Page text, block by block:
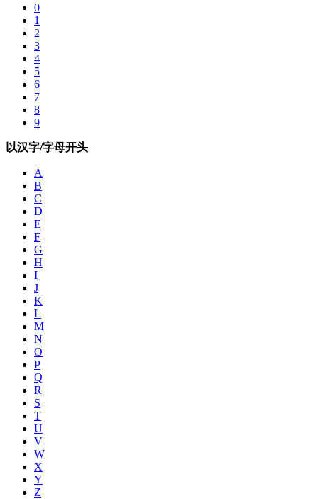
0
1
2
3
4
5
6
7
8
9
以汉字/字母开头
A
B
C
D
E
F
G
H
I
J
K
L
M
N
O
P
Q
R
S
T
U
V
W
X
Y
Z